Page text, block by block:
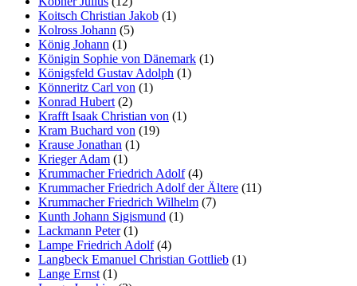
Koitsch Christian Jakob (1)
Kolross Johann (5)
König Johann (1)
Königin Sophie von Dänemark (1)
Königsfeld Gustav Adolph (1)
Könneritz Carl von (1)
Konrad Hubert (2)
Krafft Isaak Christian von (1)
Kram Buchard von (19)
Krause Jonathan (1)
Krieger Adam (1)
Krummacher Friedrich Adolf(4)
Krummacher Friedrich Adolf der Ältere (11)
Krummacher Friedrich Wilhelm (7)
Kunth Johann Sigismund (1)
Lackmann Peter(1)
Lampe Friedrich Adolf(4)
Langbeck Emanuel Christian Gottlieb (1)
Lange Ernst (1)